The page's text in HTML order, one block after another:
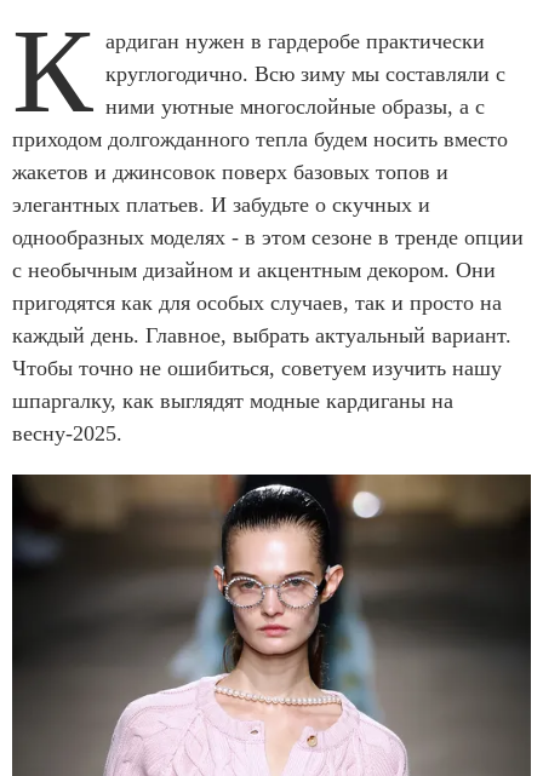
К ардиган нужен в гардеробе практически
круглогодично. Всю зиму мы составляли с
ними уютные многослойные образы, а с
приходом долгожданного тепла будем носить вместо
жакетов и джинсовок поверх базовых топов и
элегантных платьев. И забудьте о скучных и
однообразных моделях - в этом сезоне в тренде опции
с необычным дизайном и акцентным декором. Они
пригодятся как для особых случаев, так и просто на
каждый день. Главное, выбрать актуальный вариант.
Чтобы точно не ошибиться, советуем изучить нашу
шпаргалку, как выглядят модные кардиганы на
весну-2025.